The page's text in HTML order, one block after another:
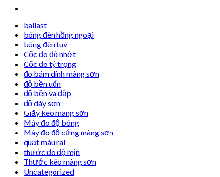
ballast
bóng đèn hồng ngoại
bóng đèn tuv
Cốc đo độ nhớt
Cốc đo tỷ trọng
đo bám dính màng sơn
độ bền uốn
độ bền va đập
độ dày sơn
Giấy kéo màng sơn
Máy đo độ bóng
Máy đo độ cứng màng sơn
quạt màu ral
thước đo độ mịn
Thước kéo màng sơn
Uncategorized